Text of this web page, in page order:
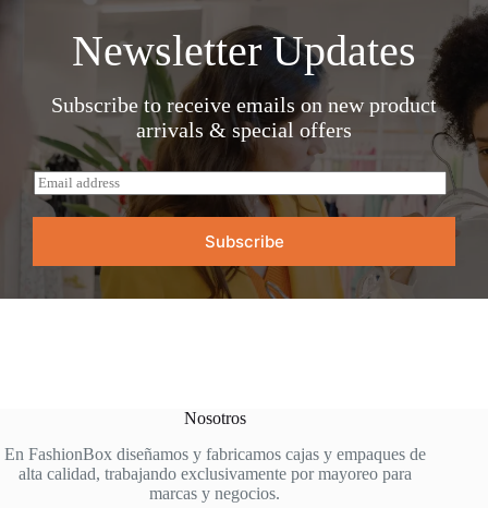
elegir
en
página
de
producto
Newsletter Updates
Subscribe to receive emails on new product
arrivals & special offers
E
m
a
*
Subscribe
Nosotros
En FashionBox diseñamos y fabricamos cajas y empaques de
alta calidad, trabajando exclusivamente por mayoreo para
marcas y negocios.